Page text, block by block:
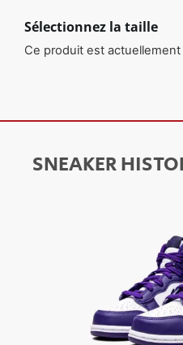
Sélectionnez la taille
Ce produit est
SNEAKER